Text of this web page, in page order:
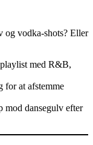
og vodka-shots? Eller
med R&B,
for at afstemme
dansegulv efter